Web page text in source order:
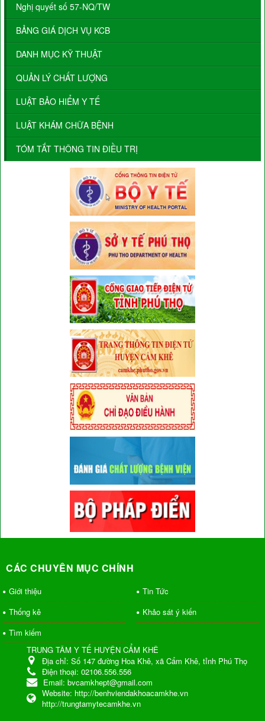
Nghị quyết số 57-NQ/TW
BẢNG GIÁ DỊCH VỤ KCB
DANH MỤC KỸ THUẬT
QUẢN LÝ CHẤT LƯỢNG
LUẬT BẢO HIỂM Y TẾ
LUẬT KHÁM CHỮA BỆNH
TÓM TẮT THÔNG TIN ĐIỀU TRỊ
CÁC CHUYÊN MỤC CHÍNH
Giới thiệu
Tin Tức
Thống kê
Khảo sát ý kiến
Tìm kiếm
TRUNG TÂM Y TẾ HUYỆN CẨM KHÊ
Địa chỉ: Số 147 đường Hoa Khê, xã Cẩm Khê, tỉnh Phú Thọ
Điện thoại: 02106.556.556
Email: bvcamkhept@gmail.com
Website: http://benhviendakhoacamkhe.vn
http://trungtamytecamkhe.vn